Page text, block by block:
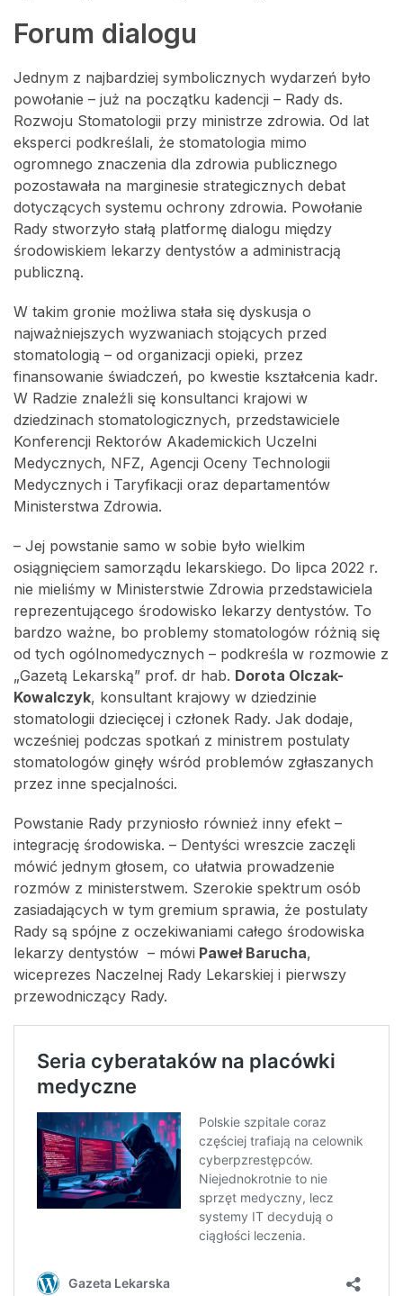
Forum dialogu
Jednym z najbardziej symbolicznych wydarzeń było
powołanie – już na początku kadencji – Rady ds.
Rozwoju Stomatologii przy ministrze zdrowia. Od lat
eksperci podkreślali, że stomatologia mimo
ogromnego znaczenia dla zdrowia publicznego
pozostawała na marginesie strategicznych debat
dotyczących systemu ochrony zdrowia. Powołanie
Rady stworzyło stałą platformę dialogu między
środowiskiem lekarzy dentystów a administracją
publiczną.
W takim gronie możliwa stała się dyskusja o
najważniejszych wyzwaniach stojących przed
stomatologią – od organizacji opieki, przez
finansowanie świadczeń, po kwestie kształcenia kadr.
W Radzie znaleźli się konsultanci krajowi w
dziedzinach stomatologicznych, przedstawiciele
Konferencji Rektorów Akademickich Uczelni
Medycznych, NFZ, Agencji Oceny Technologii
Medycznych i Taryfikacji oraz departamentów
Ministerstwa Zdrowia.
– Jej powstanie samo w sobie było wielkim
osiągnięciem samorządu lekarskiego. Do lipca 2022 r.
nie mieliśmy w Ministerstwie Zdrowia przedstawiciela
reprezentującego środowisko lekarzy dentystów. To
bardzo ważne, bo problemy stomatologów różnią się
od tych ogólnomedycznych – podkreśla w rozmowie z
„Gazetą Lekarską” prof. dr hab. Dorota Olczak-
Kowalczyk, konsultant krajowy w dziedzinie
stomatologii dziecięcej i członek Rady. Jak dodaje,
wcześniej podczas spotkań z ministrem postulaty
stomatologów ginęły wśród problemów zgłaszanych
przez inne specjalności.
Powstanie Rady przyniosło również inny efekt –
integrację środowiska. – Dentyści wreszcie zaczęli
mówić jednym głosem, co ułatwia prowadzenie
rozmów z ministerstwem. Szerokie spektrum osób
zasiadających w tym gremium sprawia, że postulaty
Rady są spójne z oczekiwaniami całego środowiska
lekarzy dentystów – mówi Paweł Barucha,
wiceprezes Naczelnej Rady Lekarskiej i pierwszy
przewodniczący Rady.